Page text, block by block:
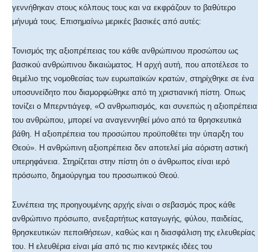
γεννήθηκαν στους κόλπους τους και να εκφράζουν το βαθύτερο
μήνυμά τους. Επισημαίνω μερικές βασικές από αυτές:
Τονισμός της αξιοπρέπειας του κάθε ανθρώπινου προσώπου ως
βασικού ανθρώπινου δικαιώματος. Η αρχή αυτή, που αποτέλεσε το
θεμέλιο της νομοθεσίας των ευρωπαϊκών κρατών, στηρίχθηκε σε ένα
υποσυνείδητο που διαμορφώθηκε από τη χριστιανική πίστη. Οπως
τονίζει ο Μπερντιάγεφ, «Ο ανθρωπισμός, και συνεπώς η αξιοπρέπεια
του ανθρώπου, μπορεί να αναγεννηθεί μόνο από τα θρησκευτικά
βάθη. Η αξιοπρέπεια του προσώπου προϋποθέτει την ύπαρξη του
Θεού». Η ανθρώπινη αξιοπρέπεια δεν αποτελεί μία αόριστη αστική
υπερηφάνεια. Στηρίζεται στην πίστη ότι ο άνθρωπος είναι ιερό
πρόσωπο, δημιούργημα του προσωπικού Θεού.
Συνέπεια της προηγουμένης αρχής είναι ο σεβασμός προς κάθε
ανθρώπινο πρόσωπο, ανεξαρτήτως καταγωγής, φύλου, παιδείας,
θρησκευτικών πεποιθήσεων, καθώς και η διασφάλιση της ελευθερίας
του. Η ελευθέρια είναι μία από τις πιο κεντρικές ιδέες του